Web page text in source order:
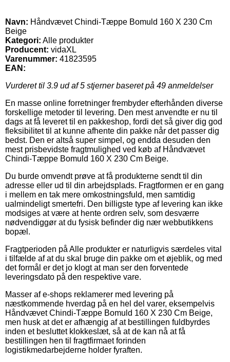
Navn: Håndvævet Chindi-Tæppe Bomuld 160 X 230 Cm
Beige
Kategori: Alle produkter
Producent: vidaXL
Varenummer: 41823595
EAN:
Vurderet til 3.9 ud af 5 stjerner baseret på 49 anmeldelser
En masse online forretninger frembyder efterhånden diverse
forskellige metoder til levering. Den mest anvendte er nu til
dags at få leveret til en pakkeshop, fordi det så giver dig god
fleksibilitet til at kunne afhente din pakke når det passer dig
bedst. Den er altså super simpel, og endda desuden den
mest prisbevidste fragtmulighed ved køb af Håndvævet
Chindi-Tæppe Bomuld 160 X 230 Cm Beige.
Du burde omvendt prøve at få produkterne sendt til din
adresse eller ud til din arbejdsplads. Fragtformen er en gang
i mellem en tak mere omkostningsfuld, men samtidig
ualmindeligt smertefri. Den billigste type af levering kan ikke
modsiges at være at hente ordren selv, som desværre
nødvendiggør at du fysisk befinder dig nær webbutikkens
bopæl.
Fragtperioden på Alle produkter er naturligvis særdeles vital
i tilfælde af at du skal bruge din pakke om et øjeblik, og med
det formål er det jo klogt at man ser den forventede
leveringsdato på den respektive vare.
Masser af e-shops reklamerer med levering på
næstkommende hverdag på en hel del varer, eksempelvis
Håndvævet Chindi-Tæppe Bomuld 160 X 230 Cm Beige,
men husk at det er afhængig af at bestillingen fuldbyrdes
inden et besluttet klokkeslæt, så at de kan nå at få
bestillingen hen til fragtfirmaet forinden
logistikmedarbejderne holder fyraften.